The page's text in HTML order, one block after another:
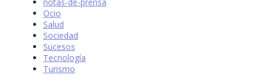
Ocio
Salud
Sociedad
Sucesos
Tecnología
Turismo